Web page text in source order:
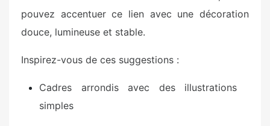
pouvez accentuer ce lien avec une décoration
douce, lumineuse et stable.
Inspirez-vous de ces suggestions :
Cadres arrondis avec des illustrations
simples